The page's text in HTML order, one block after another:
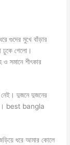
গুদের মুখে বাঁড়ার
ঢুকে গেলো।
শীৎকার
দুজনে দুজনের
best bangla
ধরে আমার কোলে